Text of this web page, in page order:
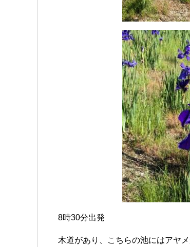
8時30分出発
木道があり、こちらの池にはアヤ